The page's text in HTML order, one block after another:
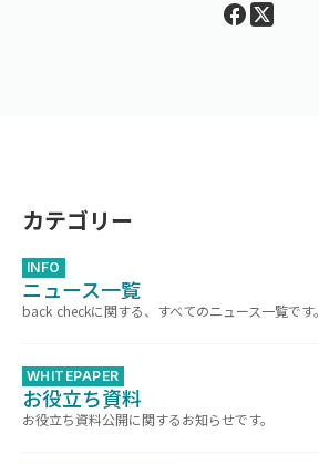
カテゴリー
INFO
ニュース一覧
back checkに関する、すべてのニュース一覧です。
WHITEPAPER
お役立ち資料
お役立ち資料公開に関するお知らせです。